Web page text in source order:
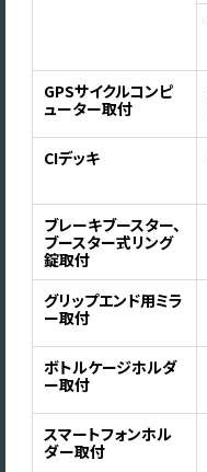
GPSサイクルコンピ
ューター取付
CIデッキ
ブレーキブースター、
ブースター式リング
錠取付
グリップエンド用ミラ
ー取付
ボトルケージホルダ
ー取付
スマートフォンホル
ダー取付